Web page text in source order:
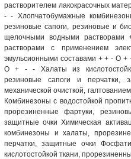
растворителем лакокрасочных
- - Хлопчатобумажные
резиновые сапоги, резиновые и
щелочными водными
растворами с применением
эмульсионными составами + + - О +
О + - - Халаты из
резиновые сапоги и перчатки,
механической очисткой,
Комбинезоны с водостойкой
прорезиненные фартуки,
защитные очки Химическая
комбинезоны и халаты,
перчатки, защитные очки
кислотостойкой ткани,